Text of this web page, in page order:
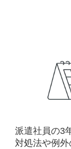
派遣社員の3
対処法や例